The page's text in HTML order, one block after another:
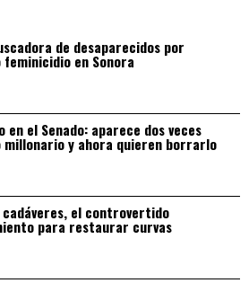
de desaparecidos por
en Sonora
en el Senado: aparece dos veces
y ahora quieren borrarlo
cadáveres, el controvertido
para restaurar curvas